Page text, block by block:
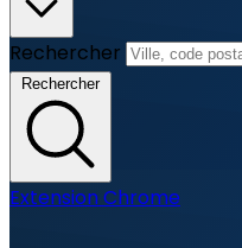
Rechercher
Rechercher
Extension Chrome